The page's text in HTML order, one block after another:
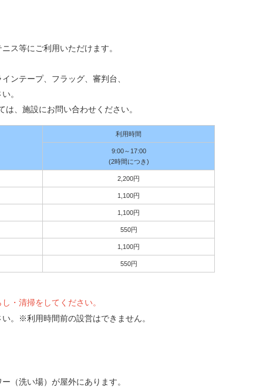
ス等にご利用いただけます。
ンテープ、フラッグ、審判台、
。
、施設にお問い合わせください。
利用時間
9:00～17:00
(2時間につき)
2,200円
1,100円
1,100円
550円
1,100円
550円
・清掃をしてください。
。※利用時間前の設営はできません。
（洗い場）が屋外にあります。